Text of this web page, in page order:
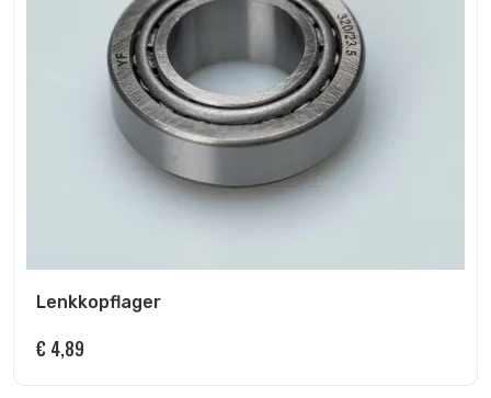
Lenkkopflager
€ 4,89